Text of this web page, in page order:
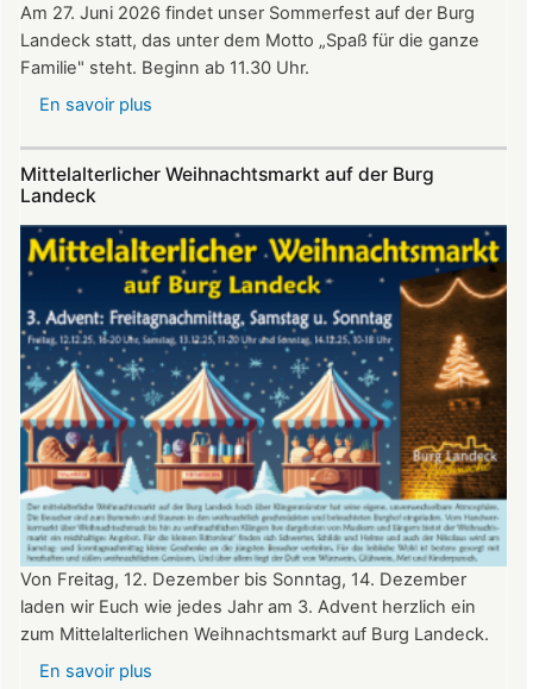
Am 27. Juni 2026 findet unser Sommerfest auf der Burg
Landeck statt, das unter dem Motto „Spaß für die ganze
Familie" steht. Beginn ab 11.30 Uhr.
En savoir plus
Burg
Mittelalterlicher Weihnachtsmarkt auf der Burg
Landeck
Von Freitag, 12. Dezember bis Sonntag, 14. Dezember
laden wir Euch wie jedes Jahr am 3. Advent herzlich ein
zum Mittelalterlichen Weihnachtsmarkt auf Burg Landeck.
En savoir plus